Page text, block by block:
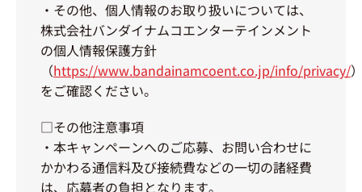
・その他、個人情報のお取り扱いについては、
株式会社バンダイナムコエンターテインメント
の個人情報保護方針
（https://www.bandainamcoent.co.jp/info/privacy/
をご確認ください。
□その他注意事項
・本キャンペーンへのご応募、お問い合わせに
かかわる通信料及び接続費などの一切の諸経費
は、応募者の負担となります。